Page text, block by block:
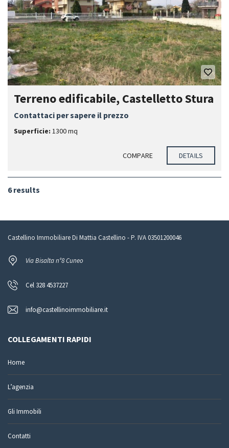
Terreno edificabile, Castelletto Stura
Contattaci per sapere il prezzo
Superficie: 1300 mq
COMPARE DETAILS
6 results
Castellino Immobiliare Di Mattia Castellino - P. IVA 03501200046
Via Bisalta n°8 Cuneo
Cel 328 4537227
info@castellinoimmobiliare.it
COLLEGAMENTI RAPIDI
Home
L’agenzia
Gli Immobili
Contatti